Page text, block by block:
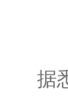
据